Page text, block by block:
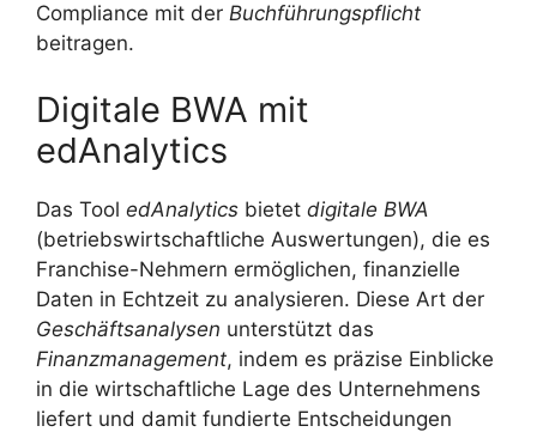
Compliance mit der Buchführungspflicht
beitragen.
Digitale BWA mit
edAnalytics
Das Tool edAnalytics bietet digitale BWA
(betriebswirtschaftliche Auswertungen), die es
Franchise-Nehmern ermöglichen, finanzielle
Daten in Echtzeit zu analysieren. Diese Art der
Geschäftsanalysen unterstützt das
Finanzmanagement, indem es präzise Einblicke
in die wirtschaftliche Lage des Unternehmens
liefert und damit fundierte Entscheidungen